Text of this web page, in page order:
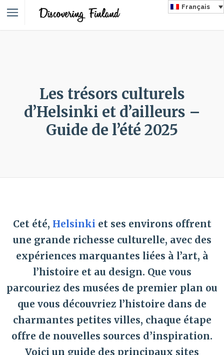
Français
Les trésors culturels
d’Helsinki et d’ailleurs –
Guide de l’été 2025
Cet été, Helsinki et ses environs offrent
une grande richesse culturelle, avec des
expériences marquantes liées à l’art, à
l’histoire et au design. Que vous
parcouriez des musées de premier plan ou
que vous découvriez l’histoire dans de
charmantes petites villes, chaque étape
offre de nouvelles sources d’inspiration.
Voici un guide des principaux sites